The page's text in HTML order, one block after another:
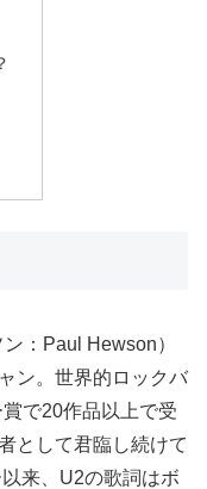
：Paul Hewson）
ン。世界的ロックバ
で20作品以上で受
として君臨し続けて
来、U2の歌詞はボ